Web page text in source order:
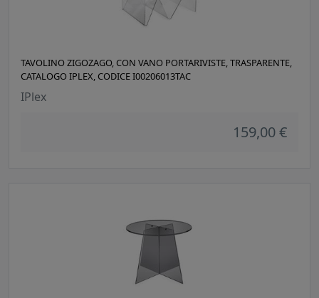
TAVOLINO ZIGOZAGO, CON VANO PORTARIVISTE, TRASPARENTE,
CATALOGO IPLEX, CODICE I00206013TAC
IPlex
159,00 €